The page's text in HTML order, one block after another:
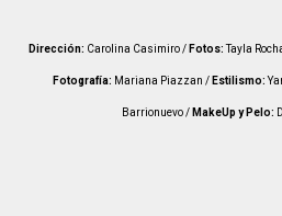
Dirección: Carolina Casimiro / Fotos: Tayla
Fotografía: Mariana Piazzan / Estilismo:
Barrionuevo / MakeUp y Pelo: